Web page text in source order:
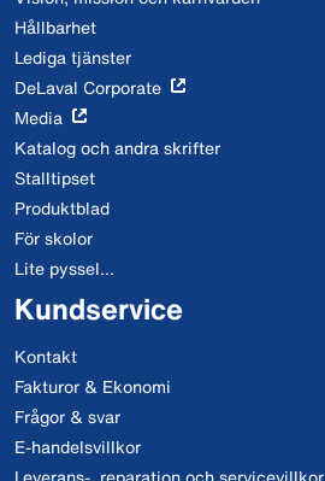
Hållbarhet
Lediga tjänster
DeLaval Corporate
Media
Katalog och andra skrifter
Stalltipset
Produktblad
För skolor
Lite pyssel...
Kundservice
Kontakt
Fakturor & Ekonomi
Frågor & svar
E-handelsvillkor